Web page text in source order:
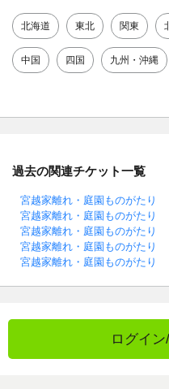
北海道 東北 関東
中国 四国 九州・沖縄
過去の関連チケット一覧
宮越家離れ・庭園ものがたり
宮越家離れ・庭園ものがたり
宮越家離れ・庭園ものがたり
宮越家離れ・庭園ものがたり
宮越家離れ・庭園ものがたり
ログイ